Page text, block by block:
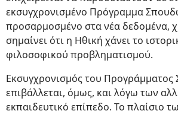
εκσυγχρονισμένο Πρόγραμμα
προσαρμοσμένο στα νέα δεδομένα,
σημαίνει ότι η Ηθική χάνει το
φιλοσοφικού προβληματισμού.
Εκσυγχρονισμός του
επιβάλλεται, όμως, και λόγω των
εκπαιδευτικό επίπεδο. Το πλαίσιο